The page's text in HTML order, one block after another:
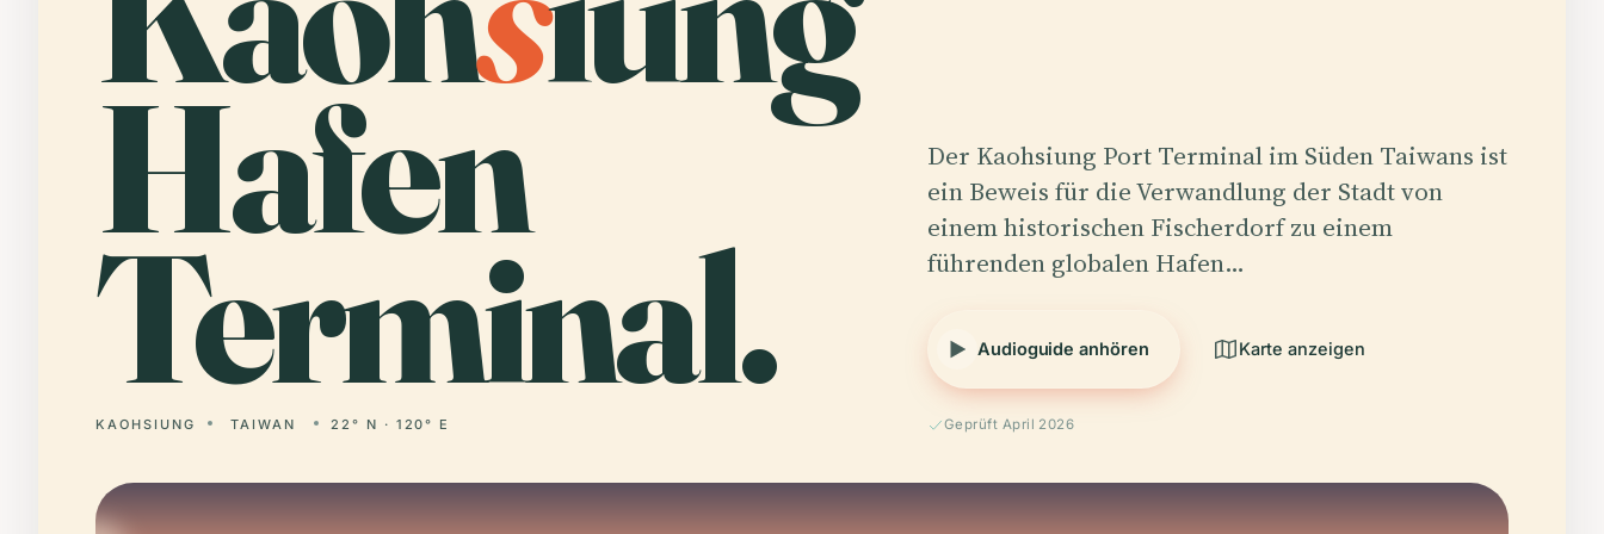
Hafen
Terminal.
KAOHSIUNG TAIWAN 22° N · 120° E
Der Kaohsiung Port Terminal im Süden Taiwans ist
ein Beweis für die Verwandlung der Stadt von
einem historischen Fischerdorf zu einem
führenden globalen Hafen…
Audioguide anhören Karte anzeigen
Geprüft April 2026